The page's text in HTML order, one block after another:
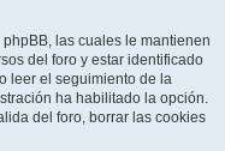
las cuales le mantienen
del foro y estar identificado
leer el seguimiento de la
ha habilitado la opción.
del foro, borrar las cookies